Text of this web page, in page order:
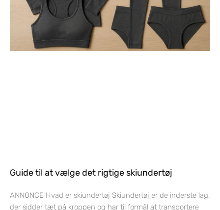
Guide til at vælge det rigtige skiundertøj
ANNONCE Hvad er skiundertøj Skiundertøj er de inderste lag,
der sidder tæt på kroppen og har til formål at transportere